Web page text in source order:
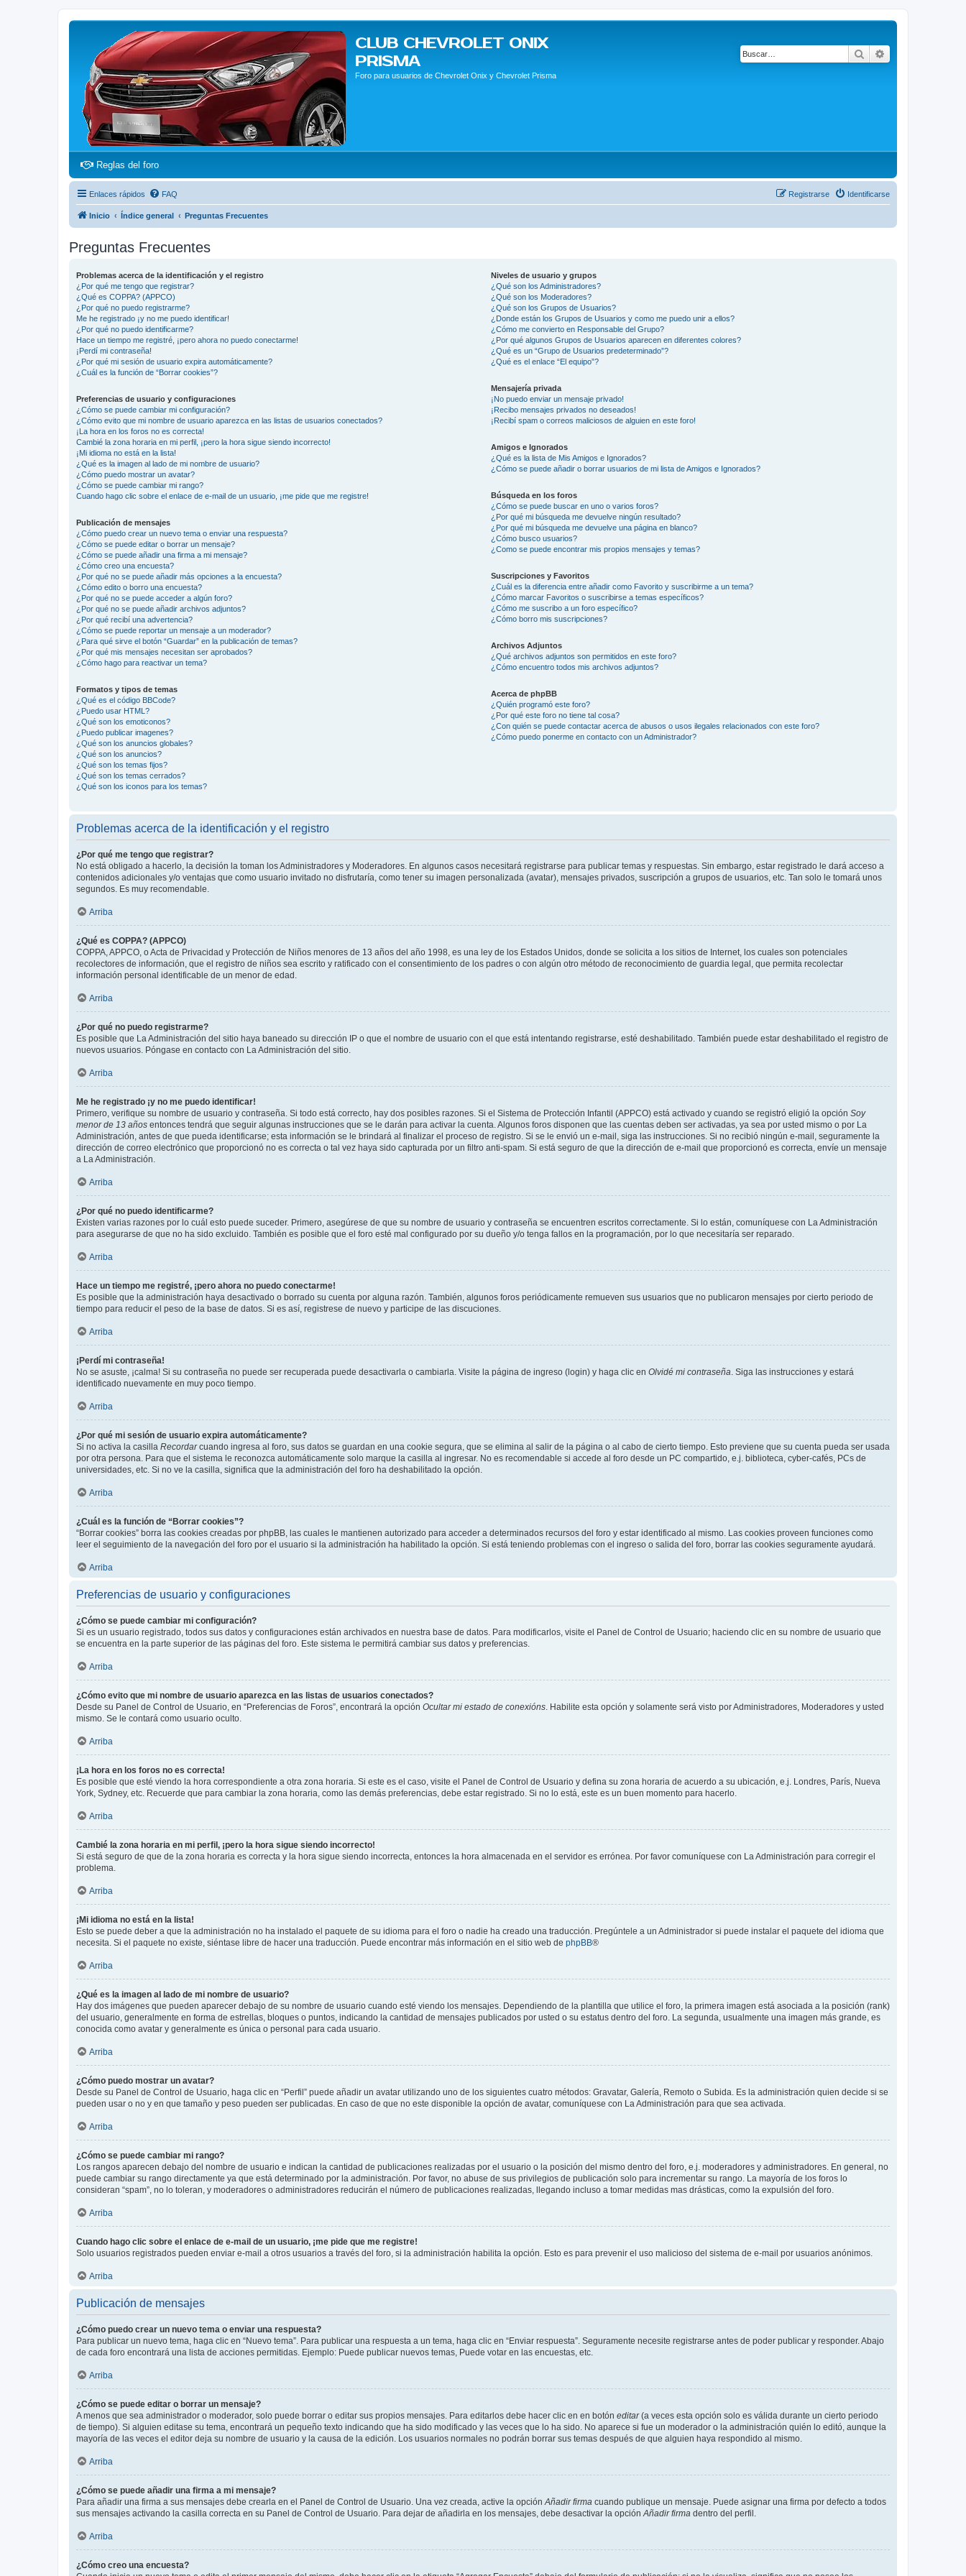
CLUB CHEVROLET ONIX
PRISMA
Foro para usuarios de Chevrolet Onix y Chevrolet Prisma
Buscar
Reglas del foro(Opens a new tab)
Enlaces rápidos FAQ Identificarse
Registrarse
Inicio Índice general Preguntas Frecuentes
Preguntas Frecuentes
Problemas acerca de la identificación y el registro
¿Por qué me tengo que registrar?
¿Qué es COPPA? (APPCO)
¿Por qué no puedo registrarme?
Me he registrado ¡y no me puedo identificar!
¿Por qué no puedo identificarme?
Hace un tiempo me registré, ¡pero ahora no puedo conectarme!
¡Perdí mi contraseña!
¿Por qué mi sesión de usuario expira automáticamente?
¿Cuál es la función de “Borrar cookies”?
Preferencias de usuario y configuraciones
¿Cómo se puede cambiar mi configuración?
¿Cómo evito que mi nombre de usuario aparezca en las listas de usuarios conectados?
¡La hora en los foros no es correcta!
Cambié la zona horaria en mi perfil, ¡pero la hora sigue siendo incorrecto!
¡Mi idioma no está en la lista!
¿Qué es la imagen al lado de mi nombre de usuario?
¿Cómo puedo mostrar un avatar?
¿Cómo se puede cambiar mi rango?
Cuando hago clic sobre el enlace de e-mail de un usuario, ¡me pide que me registre!
Publicación de mensajes
¿Cómo puedo crear un nuevo tema o enviar una respuesta?
¿Cómo se puede editar o borrar un mensaje?
¿Cómo se puede añadir una firma a mi mensaje?
¿Cómo creo una encuesta?
¿Por qué no se puede añadir más opciones a la encuesta?
¿Cómo edito o borro una encuesta?
¿Por qué no se puede acceder a algún foro?
¿Por qué no se puede añadir archivos adjuntos?
¿Por qué recibí una advertencia?
¿Cómo se puede reportar un mensaje a un moderador?
¿Para qué sirve el botón “Guardar” en la publicación de temas?
¿Por qué mis mensajes necesitan ser aprobados?
¿Cómo hago para reactivar un tema?
Formatos y tipos de temas
¿Qué es el código BBCode?
¿Puedo usar HTML?
¿Qué son los emoticonos?
¿Puedo publicar imagenes?
¿Qué son los anuncios globales?
¿Qué son los anuncios?
¿Qué son los temas fijos?
¿Qué son los temas cerrados?
¿Qué son los iconos para los temas?
Niveles de usuario y grupos
¿Qué son los Administradores?
¿Qué son los Moderadores?
¿Qué son los Grupos de Usuarios?
¿Donde están los Grupos de Usuarios y como me puedo unir a ellos?
¿Cómo me convierto en Responsable del Grupo?
¿Por qué algunos Grupos de Usuarios aparecen en diferentes colores?
¿Qué es un “Grupo de Usuarios predeterminado”?
¿Qué es el enlace “El equipo”?
Mensajería privada
¡No puedo enviar un mensaje privado!
¡Recibo mensajes privados no deseados!
¡Recibí spam o correos maliciosos de alguien en este foro!
Amigos e Ignorados
¿Qué es la lista de Mis Amigos e Ignorados?
¿Cómo se puede añadir o borrar usuarios de mi lista de Amigos e Ignorados?
Búsqueda en los foros
¿Cómo se puede buscar en uno o varios foros?
¿Por qué mi búsqueda me devuelve ningún resultado?
¿Por qué mi búsqueda me devuelve una página en blanco?
¿Cómo busco usuarios?
¿Como se puede encontrar mis propios mensajes y temas?
Suscripciones y Favoritos
¿Cuál es la diferencia entre añadir como Favorito y suscribirme a un tema?
¿Cómo marcar Favoritos o suscribirse a temas específicos?
¿Cómo me suscribo a un foro específico?
¿Cómo borro mis suscripciones?
Archivos Adjuntos
¿Qué archivos adjuntos son permitidos en este foro?
¿Cómo encuentro todos mis archivos adjuntos?
Acerca de phpBB
¿Quién programó este foro?
¿Por qué este foro no tiene tal cosa?
¿Con quién se puede contactar acerca de abusos o usos ilegales relacionados con este foro?
¿Cómo puedo ponerme en contacto con un Administrador?
Problemas acerca de la identificación y el registro
¿Por qué me tengo que registrar?
No está obligado a hacerlo, la decisión la toman los Administradores y Moderadores. En algunos casos necesitará registrarse para publicar temas y respuestas. Sin embargo, estar registrado le dará acceso a
contenidos adicionales y/o ventajas que como usuario invitado no disfrutaría, como tener su imagen personalizada (avatar), mensajes privados, suscripción a grupos de usuarios, etc. Tan solo le tomará unos
segundos. Es muy recomendable.
Arriba
¿Qué es COPPA? (APPCO)
COPPA, APPCO, o Acta de Privacidad y Protección de Niños menores de 13 años del año 1998, es una ley de los Estados Unidos, donde se solicita a los sitios de Internet, los cuales son potenciales
recolectores de información, que el registro de niños sea escrito y ratificado con el consentimiento de los padres o con algún otro método de reconocimiento de guardia legal, que permita recolectar
información personal identificable de un menor de edad.
Arriba
¿Por qué no puedo registrarme?
Es posible que La Administración del sitio haya baneado su dirección IP o que el nombre de usuario con el que está intentando registrarse, esté deshabilitado. También puede estar deshabilitado el registro de
nuevos usuarios. Póngase en contacto con La Administración del sitio.
Arriba
Me he registrado ¡y no me puedo identificar!
Primero, verifique su nombre de usuario y contraseña. Si todo está correcto, hay dos posibles razones. Si el Sistema de Protección Infantil (APPCO) está activado y cuando se registró eligió la opción Soy
menor de 13 años entonces tendrá que seguir algunas instrucciones que se le darán para activar la cuenta. Algunos foros disponen que las cuentas deben ser activadas, ya sea por usted mismo o por La
Administración, antes de que pueda identificarse; esta información se le brindará al finalizar el proceso de registro. Si se le envió un e-mail, siga las instrucciones. Si no recibió ningún e-mail, seguramente la
dirección de correo electrónico que proporcionó no es correcta o tal vez haya sido capturada por un filtro anti-spam. Si está seguro de que la dirección de e-mail que proporcionó es correcta, envíe un mensaje
a La Administración.
Arriba
¿Por qué no puedo identificarme?
Existen varias razones por lo cuál esto puede suceder. Primero, asegúrese de que su nombre de usuario y contraseña se encuentren escritos correctamente. Si lo están, comuníquese con La Administración
para asegurarse de que no ha sido excluido. También es posible que el foro esté mal configurado por su dueño y/o tenga fallos en la programación, por lo que necesitaría ser reparado.
Arriba
Hace un tiempo me registré, ¡pero ahora no puedo conectarme!
Es posible que la administración haya desactivado o borrado su cuenta por alguna razón. También, algunos foros periódicamente remueven sus usuarios que no publicaron mensajes por cierto periodo de
tiempo para reducir el peso de la base de datos. Si es así, registrese de nuevo y participe de las discuciones.
Arriba
¡Perdí mi contraseña!
No se asuste, ¡calma! Si su contraseña no puede ser recuperada puede desactivarla o cambiarla. Visite la página de ingreso (login) y haga clic en Olvidé mi contraseña. Siga las instrucciones y estará
identificado nuevamente en muy poco tiempo.
Arriba
¿Por qué mi sesión de usuario expira automáticamente?
Si no activa la casilla Recordarcuando ingresa al foro, sus datos se guardan en una cookie segura, que se elimina al salir de la página o al cabo de cierto tiempo. Esto previene que su cuenta pueda ser usada
por otra persona. Para que el sistema le reconozca automáticamente solo marque la casilla al ingresar. No es recomendable si accede al foro desde un PC compartido, e.j. biblioteca, cyber-cafés, PCs de
universidades, etc. Si no ve la casilla, significa que la administración del foro ha deshabilitado la opción.
Arriba
¿Cuál es la función de “Borrar cookies”?
“Borrar cookies” borra las cookies creadas por phpBB, las cuales le mantienen autorizado para acceder a determinados recursos del foro y estar identificado al mismo. Las cookies proveen funciones como
leer el seguimiento de la navegación del foro por el usuario si la administración ha habilitado la opción. Si está teniendo problemas con el ingreso o salida del foro, borrar las cookies seguramente ayudará.
Arriba
Preferencias de usuario y configuraciones
¿Cómo se puede cambiar mi configuración?
Si es un usuario registrado, todos sus datos y configuraciones están archivados en nuestra base de datos. Para modificarlos, visite el Panel de Control de Usuario; haciendo clic en su nombre de usuario que
se encuentra en la parte superior de las páginas del foro. Este sistema le permitirá cambiar sus datos y preferencias.
Arriba
¿Cómo evito que mi nombre de usuario aparezca en las listas de usuarios conectados?
Desde su Panel de Control de Usuario, en “Preferencias de Foros”, encontrará la opción Ocultar mi estado de conexións. Habilite esta opción y solamente será visto por Administradores, Moderadores y usted
mismo. Se le contará como usuario oculto.
Arriba
¡La hora en los foros no es correcta!
Es posible que esté viendo la hora correspondiente a otra zona horaria. Si este es el caso, visite el Panel de Control de Usuario y defina su zona horaria de acuerdo a su ubicación, e.j. Londres, París, Nueva
York, Sydney, etc. Recuerde que para cambiar la zona horaria, como las demás preferencias, debe estar registrado. Si no lo está, este es un buen momento para hacerlo.
Arriba
Cambié la zona horaria en mi perfil, ¡pero la hora sigue siendo incorrecto!
Si está seguro de que de la zona horaria es correcta y la hora sigue siendo incorrecta, entonces la hora almacenada en el servidor es errónea. Por favor comuníquese con La Administración para corregir el
problema.
Arriba
¡Mi idioma no está en la lista!
Esto se puede deber a que la administración no ha instalado el paquete de su idioma para el foro o nadie ha creado una traducción. Pregúntele a un Administrador si puede instalar el paquete del idioma que
necesita. Si el paquete no existe, siéntase libre de hacer una traducción. Puede encontrar más información en el sitio web de phpBB®
Arriba
¿Qué es la imagen al lado de mi nombre de usuario?
Hay dos imágenes que pueden aparecer debajo de su nombre de usuario cuando esté viendo los mensajes. Dependiendo de la plantilla que utilice el foro, la primera imagen está asociada a la posición (rank)
del usuario, generalmente en forma de estrellas, bloques o puntos, indicando la cantidad de mensajes publicados por usted o su estatus dentro del foro. La segunda, usualmente una imagen más grande, es
conocida como avatar y generalmente es única o personal para cada usuario.
Arriba
¿Cómo puedo mostrar un avatar?
Desde su Panel de Control de Usuario, haga clic en “Perfil” puede añadir un avatar utilizando uno de los siguientes cuatro métodos: Gravatar, Galería, Remoto o Subida. Es la administración quien decide si se
pueden usar o no y en que tamaño y peso pueden ser publicadas. En caso de que no este disponible la opción de avatar, comuníquese con La Administración para que sea activada.
Arriba
¿Cómo se puede cambiar mi rango?
Los rangos aparecen debajo del nombre de usuario e indican la cantidad de publicaciones realizadas por el usuario o la posición del mismo dentro del foro, e.j. moderadores y administradores. En general, no
puede cambiar su rango directamente ya que está determinado por la administración. Por favor, no abuse de sus privilegios de publicación solo para incrementar su rango. La mayoría de los foros lo
consideran “spam”, no lo toleran, y moderadores o administradores reducirán el número de publicaciones realizadas, llegando incluso a tomar medidas mas drásticas, como la expulsión del foro.
Arriba
Cuando hago clic sobre el enlace de e-mail de un usuario, ¡me pide que me registre!
Solo usuarios registrados pueden enviar e-mail a otros usuarios a través del foro, si la administración habilita la opción. Esto es para prevenir el uso malicioso del sistema de e-mail por usuarios anónimos.
Arriba
Publicación de mensajes
¿Cómo puedo crear un nuevo tema o enviar una respuesta?
Para publicar un nuevo tema, haga clic en “Nuevo tema”. Para publicar una respuesta a un tema, haga clic en “Enviar respuesta”. Seguramente necesite registrarse antes de poder publicar y responder. Abajo
de cada foro encontrará una lista de acciones permitidas. Ejemplo: Puede publicar nuevos temas, Puede votar en las encuestas, etc.
Arriba
¿Cómo se puede editar o borrar un mensaje?
A menos que sea administrador o moderador, solo puede borrar o editar sus propios mensajes. Para editarlos debe hacer clic en en botón editar(a veces esta opción solo es válida durante un cierto periodo
de tiempo). Si alguien editase su tema, encontrará un pequeño texto indicando que ha sido modificado y las veces que lo ha sido. No aparece si fue un moderador o la administración quién lo editó, aunque la
mayoría de las veces el editor deja su nombre de usuario y la causa de la edición. Los usuarios normales no podrán borrar sus temas después de que alguien haya respondido al mismo.
Arriba
¿Cómo se puede añadir una firma a mi mensaje?
Para añadir una firma a sus mensajes debe crearla en el Panel de Control de Usuario. Una vez creada, active la opciónAñadir firma cuando publique un mensaje. Puede asignar una firma por defecto a todos
sus mensajes activando la casilla correcta en su Panel de Control de Usuario. Para dejar de añadirla en los mensajes, debe desactivar la opciónAñadir firma dentro del perfil.
Arriba
¿Cómo creo una encuesta?